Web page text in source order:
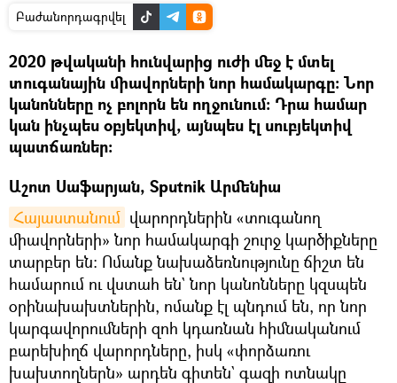
Բաժանորդագրվել
2020 թվականի հունվարից ուժի մեջ է մտել
տուգանային միավորների նոր համակարգը։ Նոր
կանոնները ոչ բոլորն են ողջունում։ Դրա համար
կան ինչպես օբյեկտիվ, այնպես էլ սուբյեկտիվ
պատճառներ։
Աշոտ Սաֆարյան, Sputnik Արմենիա
Հայաստանում վարորդներին «տուգանող
միավորների» նոր համակարգի շուրջ կարծիքները
տարբեր են։ Ոմանք նախաձեռնությունը ճիշտ են
համարում ու վստահ են` նոր կանոնները կզսպեն
օրինախախտներին, ոմանք էլ պնդում են, որ նոր
կարգավորումների զոհ կդառնան հիմնականում
բարեխիղճ վարորդները, իսկ «փորձառու
խախտողներն» արդեն գիտեն` գազի ոտնակը